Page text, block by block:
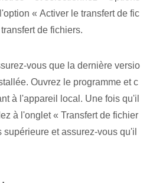
« Activer le transfert de fic
de fichiers.
vous que la dernière versio
Ouvrez le programme et c
à l'appareil local. Une fois qu'il
à l'onglet « Transfert de fichier
et assurez-vous qu'il